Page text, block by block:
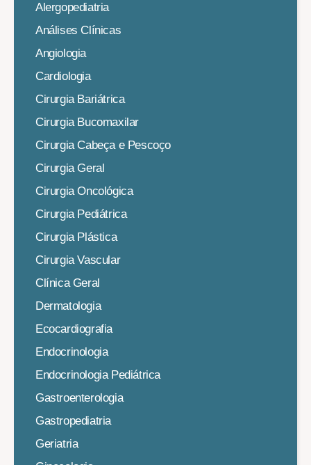
Alergopediatria
Análises Clínicas
Angiologia
Cardiologia
Cirurgia Bariátrica
Cirurgia Bucomaxilar
Cirurgia Cabeça e Pescoço
Cirurgia Geral
Cirurgia Oncológica
Cirurgia Pediátrica
Cirurgia Plástica
Cirurgia Vascular
Clínica Geral
Dermatologia
Ecocardiografia
Endocrinologia
Endocrinologia Pediátrica
Gastroenterologia
Gastropediatria
Geriatria